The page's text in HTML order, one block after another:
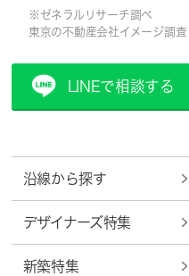
※ゼネラルリサーチ調べ
東京の不動産会社イメージ調査 [
LINEで相談する
沿線から探す
デザイナーズ特集
新築特集